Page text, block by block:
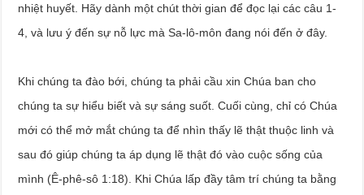
nhiệt huyết. Hãy dành một chút thời gian để đọc lại các câu 1-
4, và lưu ý đến sự nỗ lực mà Sa-lô-môn đang nói đến ở đây.
Khi chúng ta đào bới, chúng ta phải cầu xin Chúa ban cho
chúng ta sự hiểu biết và sự sáng suốt. Cuối cùng, chỉ có Chúa
mới có thể mở mắt chúng ta để nhìn thấy lẽ thật thuộc linh và
sau đó giúp chúng ta áp dụng lẽ thật đó vào cuộc sống của
mình (Ê-phê-sô 1:18). Khi Chúa lấp đầy tâm trí chúng ta bằng